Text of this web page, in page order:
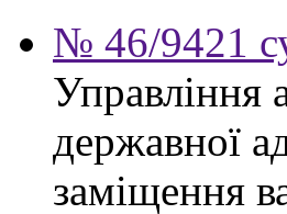
№ 46/9421
Управління
державної
заміщення